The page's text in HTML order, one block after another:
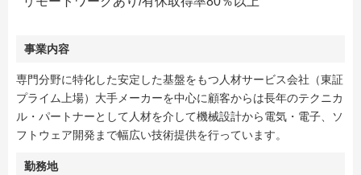
事業内容
専門分野に特化した安定した基盤をもつ人材サービス会社（東証
プライム上場）大手メーカーを中心に顧客からは長年のテクニカ
ル・パートナーとして人材を介して機械設計から電気・電子、ソ
フトウェア開発まで幅広い技術提供を行っています。
勤務地